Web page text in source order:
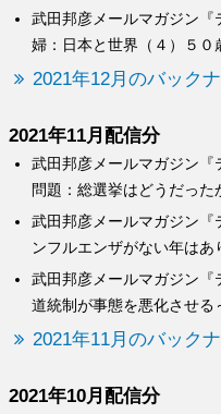
武田邦彦メールマガジン
婦：日本と世界（４）５０
2021年12月のバック
2021年11月配信分
武田邦彦メールマガジン
道統制が事態を悪化させる
武田邦彦メールマガジン『
ンフルエンザがない年はあ
武田邦彦メールマガジン
問題：総選挙はどうだった
2021年11月のバック
2021年10月配信分